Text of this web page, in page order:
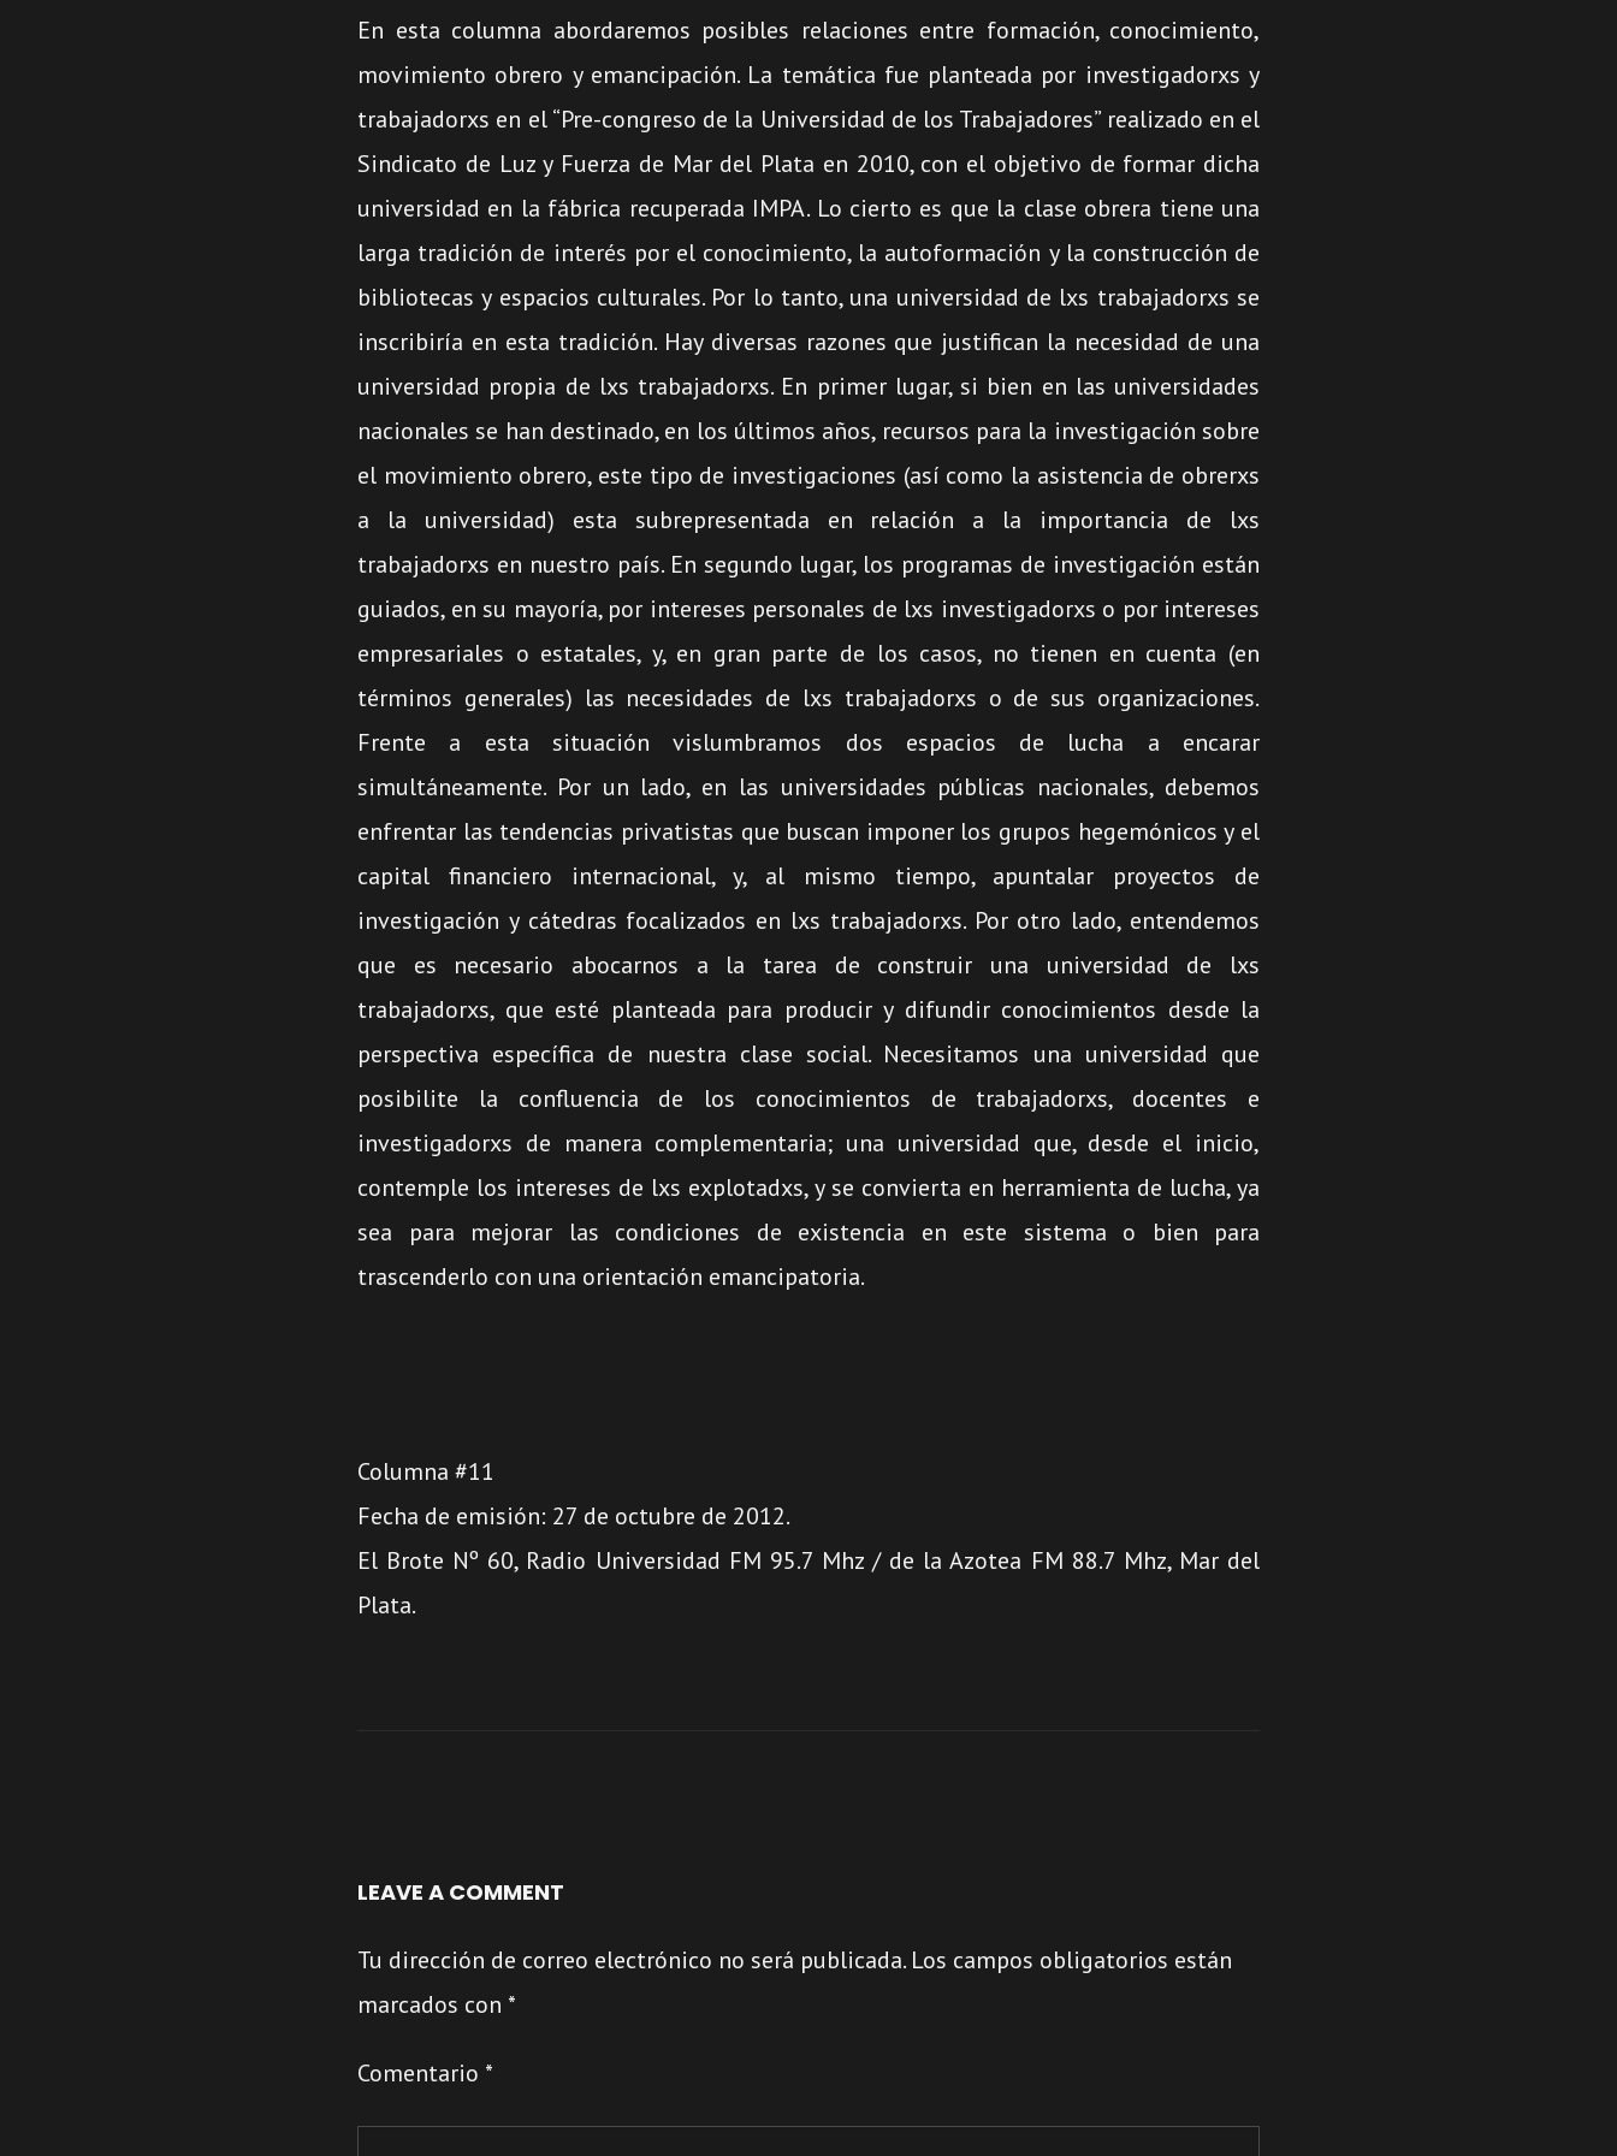
audio
En esta columna abordaremos posibles relaciones entre formación, conocimiento,
movimiento obrero y emancipación. La temática fue planteada por investigadorxs y
trabajadorxs en el “Pre-congreso de la Universidad de los Trabajadores” realizado en el
Sindicato de Luz y Fuerza de Mar del Plata en 2010, con el objetivo de formar dicha
universidad en la fábrica recuperada IMPA. Lo cierto es que la clase obrera tiene una
larga tradición de interés por el conocimiento, la autoformación y la construcción de
bibliotecas y espacios culturales. Por lo tanto, una universidad de lxs trabajadorxs se
inscribiría en esta tradición. Hay diversas razones que justifican la necesidad de una
universidad propia de lxs trabajadorxs. En primer lugar, si bien en las universidades
nacionales se han destinado, en los últimos años, recursos para la investigación sobre
el movimiento obrero, este tipo de investigaciones (así como la asistencia de obrerxs
a la universidad) esta subrepresentada en relación a la importancia de lxs
trabajadorxs en nuestro país. En segundo lugar, los programas de investigación están
guiados, en su mayoría, por intereses personales de lxs investigadorxs o por intereses
empresariales o estatales, y, en gran parte de los casos, no tienen en cuenta (en
términos generales) las necesidades de lxs trabajadorxs o de sus organizaciones.
Frente a esta situación vislumbramos dos espacios de lucha a encarar
simultáneamente. Por un lado, en las universidades públicas nacionales, debemos
enfrentar las tendencias privatistas que buscan imponer los grupos hegemónicos y el
capital financiero internacional, y, al mismo tiempo, apuntalar proyectos de
investigación y cátedras focalizados en lxs trabajadorxs. Por otro lado, entendemos
que es necesario abocarnos a la tarea de construir una universidad de lxs
trabajadorxs, que esté planteada para producir y difundir conocimientos desde la
perspectiva específica de nuestra clase social. Necesitamos una universidad que
posibilite la confluencia de los conocimientos de trabajadorxs, docentes e
investigadorxs de manera complementaria; una universidad que, desde el inicio,
contemple los intereses de lxs explotadxs, y se convierta en herramienta de lucha, ya
sea para mejorar las condiciones de existencia en este sistema o bien para
trascenderlo con una orientación emancipatoria.
Columna #11
Fecha de emisión: 27 de octubre de 2012.
El Brote Nº 60, Radio Universidad FM 95.7 Mhz / de la Azotea FM 88.7 Mhz, Mar del
Plata.
LEAVE A COMMENT
Tu dirección de correo electrónico no será publicada. Los campos obligatorios están
marcados con *
Comentario *